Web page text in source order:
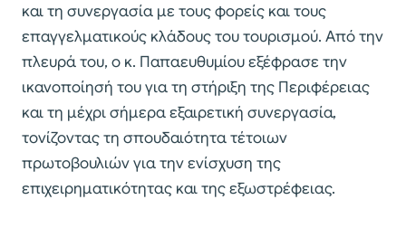
και τη συνεργασία με τους φορείς και τους
επαγγελματικούς κλάδους του τουρισμού. Από την
πλευρά του, ο κ. Παπαευθυμίου εξέφρασε την
ικανοποίησή του για τη στήριξη της Περιφέρειας
και τη μέχρι σήμερα εξαιρετική συνεργασία,
τονίζοντας τη σπουδαιότητα τέτοιων
πρωτοβουλιών για την ενίσχυση της
επιχειρηματικότητας και της εξωστρέφειας.